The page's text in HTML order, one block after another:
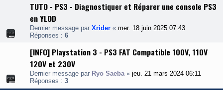
TUTO - PS3 - Diagnostiquer et Réparer une console PS3
en YLOD
Dernier message par Xrider « mer. 18 juin 2025 07:43
Réponses : 6
[INFO] Playstation 3 - PS3 FAT Compatible 100V, 110V
120V et 230V
Dernier message par Ryo Saeba« jeu. 21 mars 2024 06:11
Réponses : 3